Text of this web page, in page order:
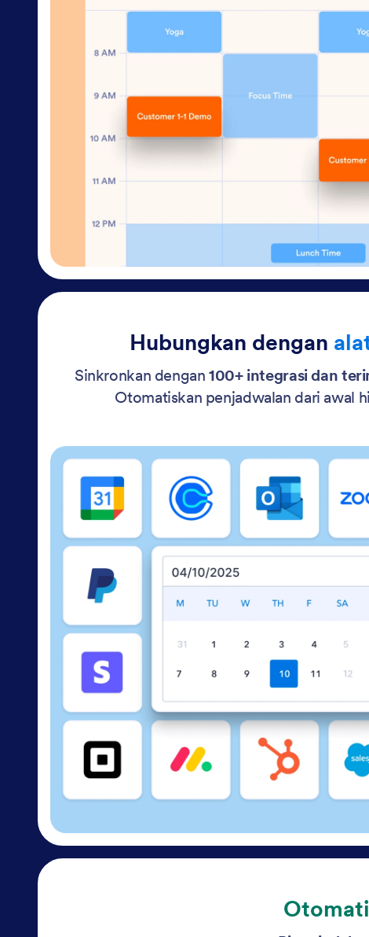
Hubungkan dengan
Sinkronkan dengan100+ integrasi dan
Otomatiskan penjadwalan dari awal